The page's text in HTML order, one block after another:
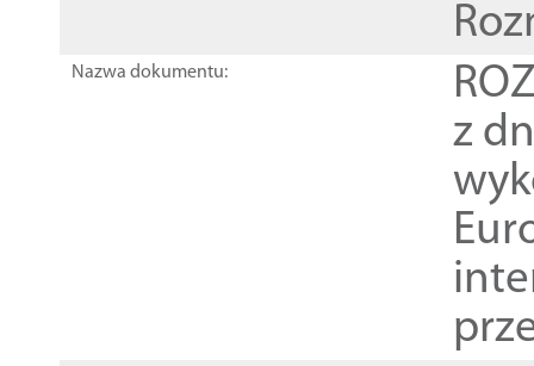
Nazwa dokumentu:
z